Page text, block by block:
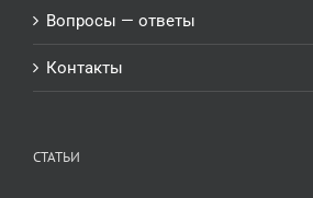
Вопросы — ответы
Контакты
СТАТЬИ